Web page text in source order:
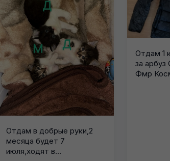
Отдам в добрые руки,2
месяца будет 7
июля,ходят в
Отдам 1
за арбуз
Фмр